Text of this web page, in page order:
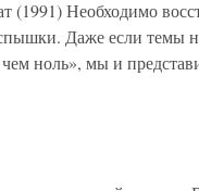
(1991) Необходимо
Даже если темы
ноль», мы и